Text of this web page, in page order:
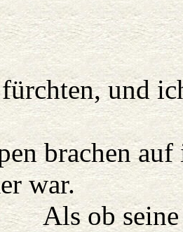
und
brachen
war.
Leier